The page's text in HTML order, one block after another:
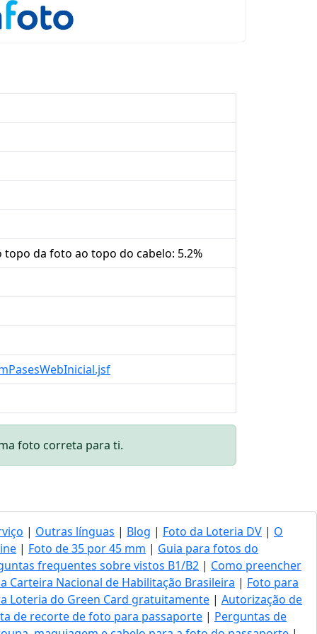
topo da foto ao topo do cabelo: 5.2%
foto correta para ti.
| Outras línguas | Blog | Foto da Loteria DV | O
| Foto de 35 por 45 mm | Guia para fotos do
frequentes sobre vistos B1/B2 | Como preencher
Carteira Nacional de Habilitação Brasileira | Foto para
Loteria do Green Card gratuitamente | Autorização de
de recorte de foto para passaporte | Perguntas de